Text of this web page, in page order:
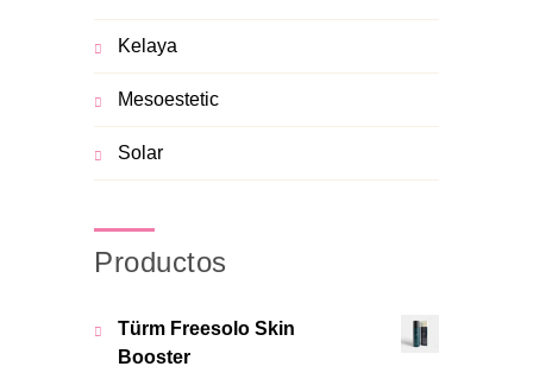
Kelaya
Mesoestetic
Solar
Productos
Türm Freesolo Skin
Booster